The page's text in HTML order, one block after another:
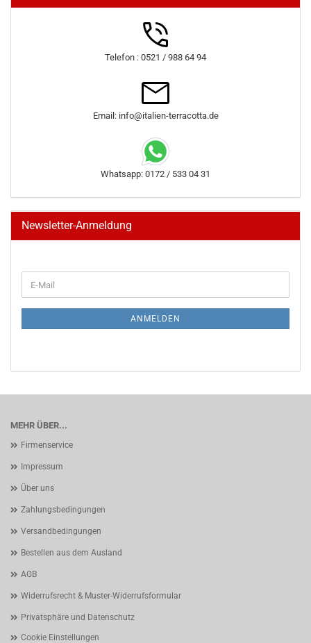
Telefon : 0521 / 988 64 94
Email: info@italien-terracotta.de
Whatsapp: 0172 / 533 04 31
Newsletter-Anmeldung
ZUR
E-
Mail
ANMELDEN
MEHR ÜBER...
Firmenservice
Impressum
Über uns
Zahlungsbedingungen
Versandbedingungen
Bestellen aus dem Ausland
AGB
Widerrufsrecht & Muster-Widerrufsformular
Privatsphäre und Datenschutz
Cookie Einstellungen